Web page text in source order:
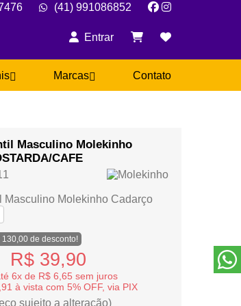
(41) 991086852
Entrar
Marcas Contato
Masculino Molekinho
CAFE
Masculino Molekinho Cadarço
130,00 de desconto!
R$ 39,90
6x de R$ 6,65 sem juros
à vista com 5% OFF, via PIX
sujeito a alteração)